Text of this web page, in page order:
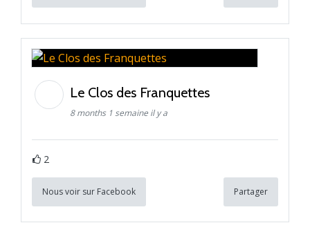
Le Clos des Franquettes
8 months 1 semaine il y a
2
Nous voir sur Facebook Partager